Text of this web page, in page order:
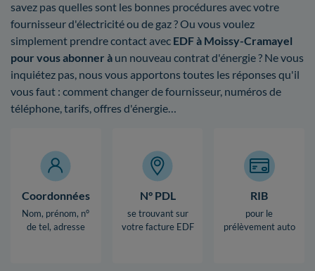
savez pas quelles sont les bonnes procédures avec votre
fournisseur d'électricité ou de gaz ? Ou vous voulez
simplement prendre contact avec EDF à Moissy-Cramayel
pour vous abonner à un nouveau contrat d'énergie ? Ne vous
inquiétez pas, nous vous apportons toutes les réponses qu'il
vous faut : comment changer de fournisseur, numéros de
téléphone, tarifs, offres d'énergie…
Coordonnées
Nom, prénom, n°
de tel, adresse
N° PDL
se trouvant sur
votre facture EDF
RIB
pour le
prélèvement auto